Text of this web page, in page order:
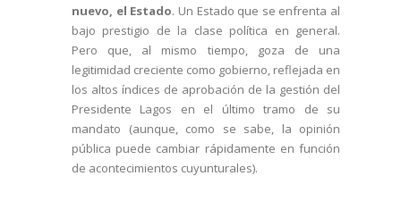
nuevo, el Estado. Un Estado que se enfrenta al
bajo prestigio de la clase política en general.
Pero que, al mismo tiempo, goza de una
legitimidad creciente como gobierno, reflejada en
los altos índices de aprobación de la gestión del
Presidente Lagos en el último tramo de su
mandato (aunque, como se sabe, la opinión
pública puede cambiar rápidamente en función
de acontecimientos cuyunturales).